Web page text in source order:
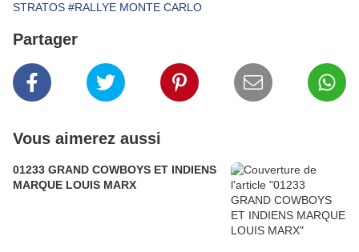
STRATOS #RALLYE MONTE CARLO
Partager
Vous aimerez aussi
01233 GRAND COWBOYS ET INDIENS
MARQUE LOUIS MARX